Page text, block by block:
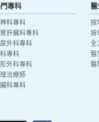
專科
科專科
肝臟科專科
外科專科
專科
外科專科
治療師
科專科
按
按
全
醫
醫